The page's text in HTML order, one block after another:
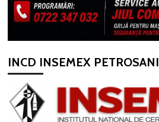
INCD INSEMEX PETROSANI